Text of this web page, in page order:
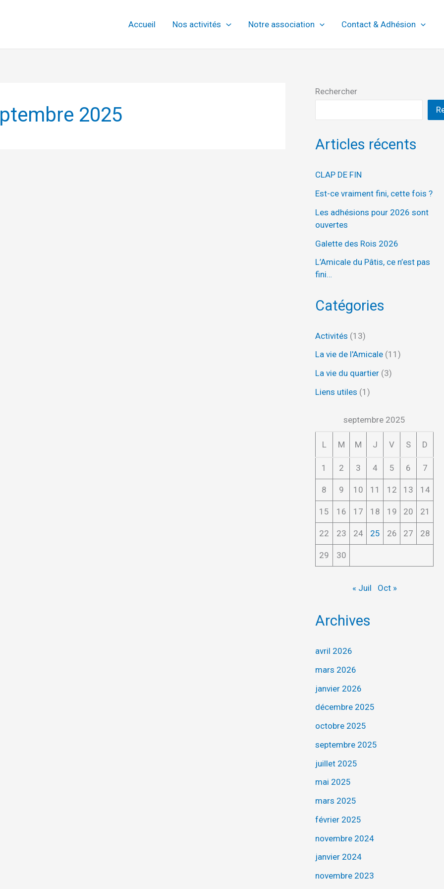
Accueil Nos activités Notre association Contact & Adhésion
2025
Rechercher
Articles récents
CLAP DE FIN
Est-ce vraiment fini, cette fois ?
Les adhésions pour 2026 sont
ouvertes
Galette des Rois 2026
L’Amicale du Pâtis, ce n’est pas
fini…
Catégories
Activités (13)
La vie de l'Amicale (11)
La vie du quartier (3)
Liens utiles (1)
septembre 2025
L M M J V S D
1 2 3 4 5 6 7
8 9 10 11 12 13 14
15 16 17 18 19 20 21
22 23 24 25 26 27 28
29 30
« Juil Oct »
Archives
avril 2026
mars 2026
janvier 2026
décembre 2025
octobre 2025
septembre 2025
juillet 2025
mai 2025
mars 2025
février 2025
novembre 2024
janvier 2024
novembre 2023